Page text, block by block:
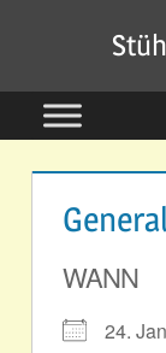
springen
WANN
24.